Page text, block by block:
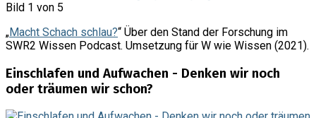
Bild 1 von 5
„Macht Schach schlau?“ Über den Stand der Forschung im
SWR2 Wissen Podcast. Umsetzung für W wie Wissen (2021).
Einschlafen und Aufwachen - Denken wir noch
oder träumen wir schon?